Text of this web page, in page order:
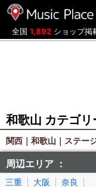
全国 1,892 ショップ掲
和歌山 カテゴ
関西｜和歌山｜ステー
周辺エリア ：
三重 大阪 奈良